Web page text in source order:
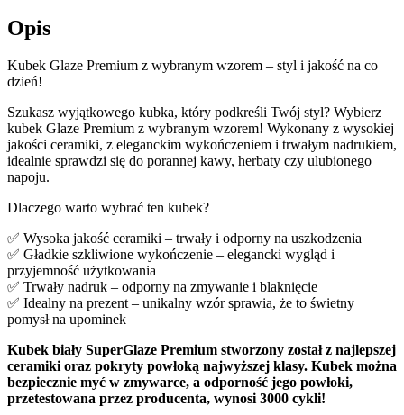
Opis
Kubek Glaze Premium z wybranym wzorem – styl i jakość na co
dzień!
Szukasz wyjątkowego kubka, który podkreśli Twój styl? Wybierz
kubek Glaze Premium z wybranym wzorem! Wykonany z wysokiej
jakości ceramiki, z eleganckim wykończeniem i trwałym nadrukiem,
idealnie sprawdzi się do porannej kawy, herbaty czy ulubionego
napoju.
Dlaczego warto wybrać ten kubek?
✅ Wysoka jakość ceramiki – trwały i odporny na uszkodzenia
✅ Gładkie szkliwione wykończenie – elegancki wygląd i
przyjemność użytkowania
✅ Trwały nadruk – odporny na zmywanie i blaknięcie
✅ Idealny na prezent – unikalny wzór sprawia, że to świetny
pomysł na upominek
Kubek biały SuperGlaze Premium stworzony został z najlepszej
ceramiki oraz pokryty powłoką najwyższej klasy. Kubek można
bezpiecznie myć w zmywarce, a odporność jego powłoki,
przetestowana przez producenta, wynosi 3000 cykli!